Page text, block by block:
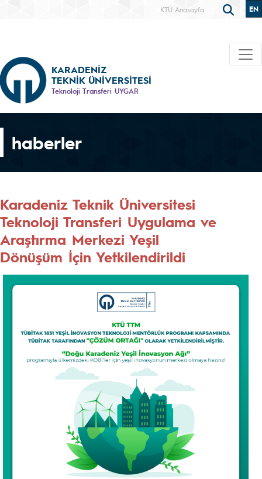
KTÜ Anasayfa EN
KARADENİZ
TEKNİK ÜNİVERSİTESİ
Teknoloji Transferi UYGAR
haberler
Karadeniz Teknik Üniversitesi
Teknoloji Transferi Uygulama ve
Araştırma Merkezi Yeşil
Dönüşüm İçin Yetkilendirildi